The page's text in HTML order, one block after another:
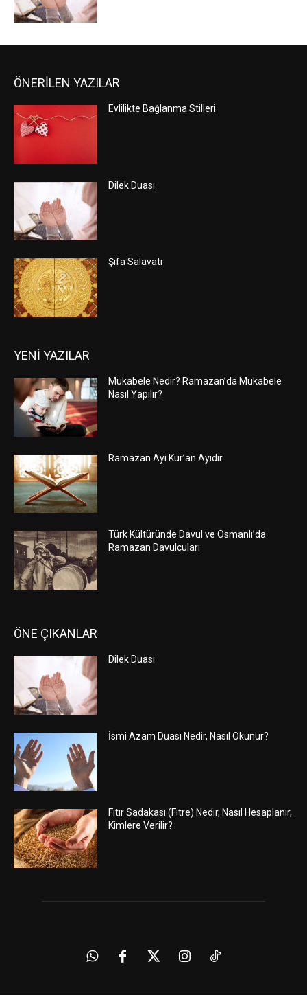
ÖNERİLEN YAZILAR
Evlilikte Bağlanma Stilleri
Dilek Duası
Şifa Salavatı
YENİ YAZILAR
Mukabele Nedir? Ramazan’da Mukabele
Nasıl Yapılır?
Ramazan Ayı Kur’an Ayıdır
Türk Kültüründe Davul ve Osmanlı’da
Ramazan Davulcuları
ÖNE ÇIKANLAR
Dilek Duası
İsmi Azam Duası Nedir, Nasıl Okunur?
Fıtır Sadakası (Fitre) Nedir, Nasıl Hesaplanır,
Kimlere Verilir?